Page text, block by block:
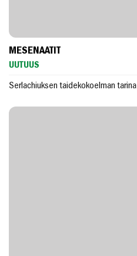
MESENAATIT
UUTUUS
Serlachiuksen taidekokoelman tarina